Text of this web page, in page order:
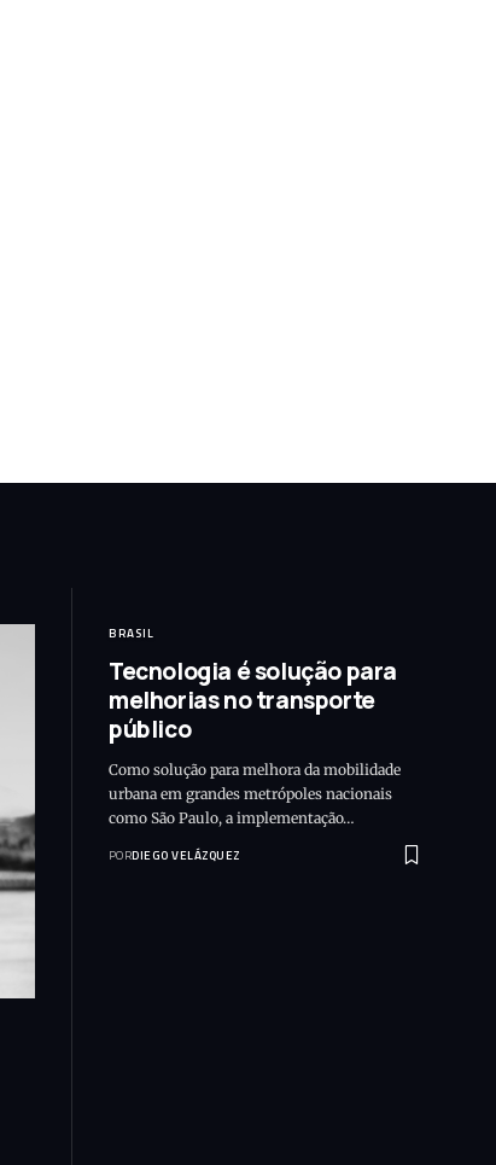
BRASIL
Tecnologia é solução para
melhorias no transporte
público
Como solução para melhora da mobilidade
urbana em grandes metrópoles nacionais
como São Paulo, a implementação…
PORDIEGO VELÁZQUEZ